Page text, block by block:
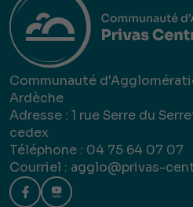
Communauté
Ardèche
Adresse : 1 rue Serre du
cedex
Téléphone : 04 75 64 07 07
Courriel : agglo@privas-